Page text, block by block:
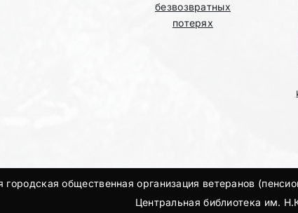
безвозвратных
потерях
общественная организация ветеранов
Центральная библиотека им.